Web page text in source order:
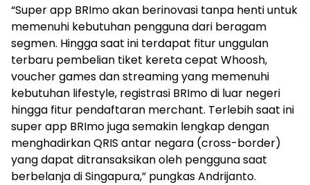
“Super app BRImo akan berinovasi tanpa henti untuk
memenuhi kebutuhan pengguna dari beragam
segmen. Hingga saat ini terdapat fitur unggulan
terbaru pembelian tiket kereta cepat Whoosh,
voucher games dan streaming yang memenuhi
kebutuhan lifestyle, registrasi BRImo di luar negeri
hingga fitur pendaftaran merchant. Terlebih saat ini
super app BRImo juga semakin lengkap dengan
menghadirkan QRIS antar negara (cross-border)
yang dapat ditransaksikan oleh pengguna saat
berbelanja di Singapura,” pungkas Andrijanto.